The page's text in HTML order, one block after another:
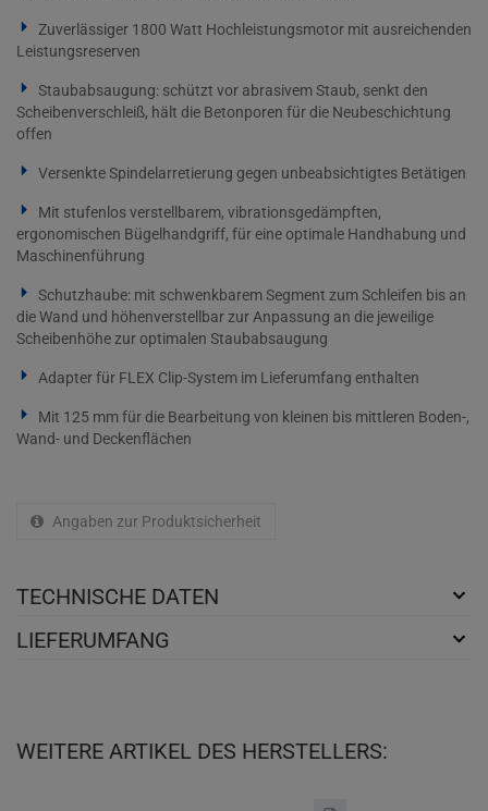
Zuverlässiger 1800 Watt Hochleistungsmotor mit ausreichenden
Leistungsreserven
Staubabsaugung: schützt vor abrasivem Staub, senkt den
Scheibenverschleiß, hält die Betonporen für die Neubeschichtung
offen
Versenkte Spindelarretierung gegen unbeabsichtigtes Betätigen
Mit stufenlos verstellbarem, vibrationsgedämpften,
ergonomischen Bügelhandgriff, für eine optimale Handhabung und
Maschinenführung
Schutzhaube: mit schwenkbarem Segment zum Schleifen bis an
die Wand und höhenverstellbar zur Anpassung an die jeweilige
Scheibenhöhe zur optimalen Staubabsaugung
Adapter für FLEX Clip-System im Lieferumfang enthalten
Mit 125 mm für die Bearbeitung von kleinen bis mittleren Boden-,
Wand- und Deckenflächen
Angaben zur Produktsicherheit
TECHNISCHE DATEN
LIEFERUMFANG
WEITERE ARTIKEL DES HERSTELLERS: